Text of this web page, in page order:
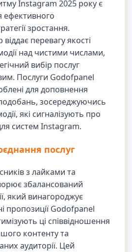
Instagram 2025 року є
ефективного
зростання.
перевагу якості
над чистими числами,
вибір послуг
Послуги Godofpanel
для доповнення
зосереджуючись
які сигналізують про
систем Instagram.
послуг
з лайками та
збалансований
який винагороджує
пропозиції Godofpanel
ці співвідношення
контенту та
аудиторії. Цей